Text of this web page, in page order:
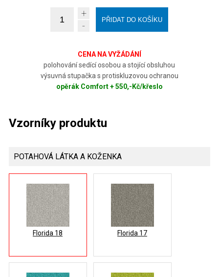
+
-
CENA NA VYŽÁDÁNÍ
polohování sedící osobou a stojící obsluhou
výsuvná stupačka s protiskluzovou ochranou
opěrák Comfort + 550,-Kč/křeslo
Vzorníky produktu
POTAHOVÁ LÁTKA A KOŽENKA
Florida 18 Florida 17